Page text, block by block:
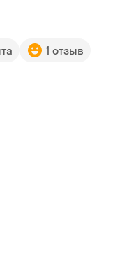
1 отзыв